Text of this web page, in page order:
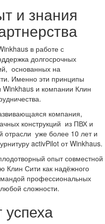
и знания
в работе с
долгосрочных
основанных на
Именно эти принципы
и компании Клин
компания,
конструкций из ПВХ и
отрасли уже более 10 лет и
activPilot от Winkhaus.
опыт совместной
Клин Сити как надёжного
профессиональных
сложности.